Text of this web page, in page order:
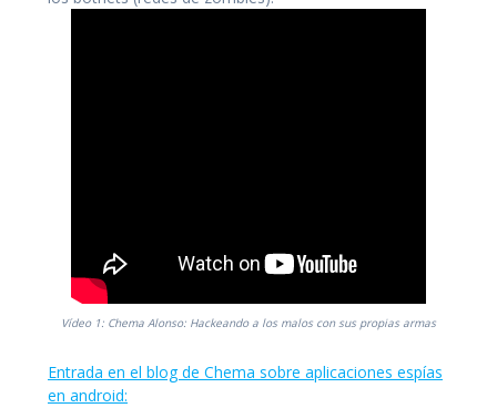
Vídeo 1: Chema Alonso: Hackeando a los malos con sus propias armas
Entrada en el blog de Chema sobre aplicaciones espías
en android: